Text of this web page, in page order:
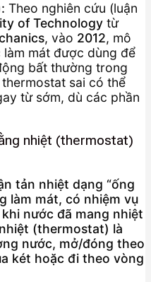
Theo nghiên cứu (luận
of Technology từ
, vào 2012, mô
mát được dùng để
bất thường trong
sai có thể
từ sớm, dù các phần
nhiệt (thermostat)
tản nhiệt dạng “ống
làm mát, có nhiệm vụ
nước đã mang nhiệt
(thermostat) là
nước, mở/đóng theo
két hoặc đi theo vòng